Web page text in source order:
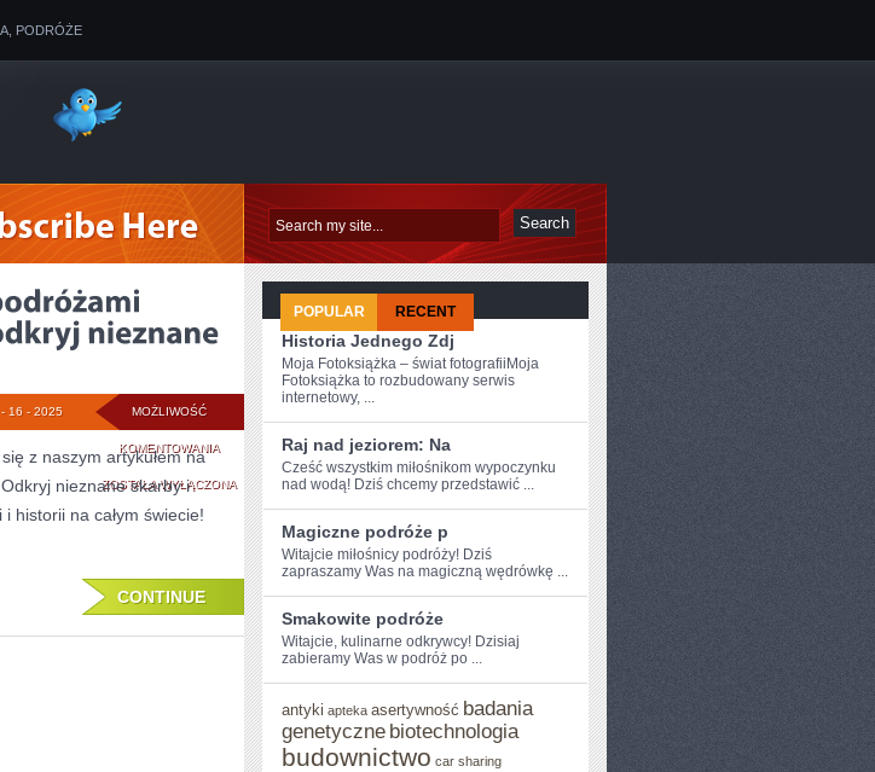
PODRÓŻE
MOŻLIWOŚĆ
KOMENTOWANIAROZKOSZUJ
SIĘ
PODRÓŻAMI
KULTURALNYMI:
ODKRYJ
NIEZNANE
SKARBY!
ZOSTAŁA WYŁĄCZONA
16 - 2025
z naszym artykułem na
nieznane skarby i
historii na całym świecie!
CONTINUE
POPULAR RECENT
Historia Jednego Zdj
Moja Fotoksiążka – świat fotografiiMoja
Fotoksiążka to rozbudowany serwis
internetowy, ...
Raj nad jeziorem: Na
Cześć wszystkim ⁤miłośnikom wypoczynku
nad wodą! Dziś⁣ chcemy przedstawić ...
Magiczne podróże p
Witajcie miłośnicy ​podróży! Dziś
zapraszamy Was na magiczną wędrówkę ...
Smakowite podróże
Witajcie, kulinarne​ odkrywcy! Dzisiaj
zabieramy Was w podróż po ...
antyki apteka asertywność badania
genetyczne biotechnologia
budownictwo car sharing